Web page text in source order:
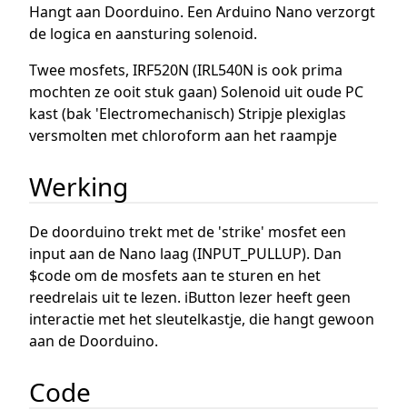
Hangt aan Doorduino. Een Arduino Nano verzorgt
de logica en aansturing solenoid.
Twee mosfets, IRF520N (IRL540N is ook prima
mochten ze ooit stuk gaan) Solenoid uit oude PC
kast (bak 'Electromechanisch) Stripje plexiglas
versmolten met chloroform aan het raampje
Werking
De doorduino trekt met de 'strike' mosfet een
input aan de Nano laag (INPUT_PULLUP). Dan
$code om de mosfets aan te sturen en het
reedrelais uit te lezen. iButton lezer heeft geen
interactie met het sleutelkastje, die hangt gewoon
aan de Doorduino.
Code